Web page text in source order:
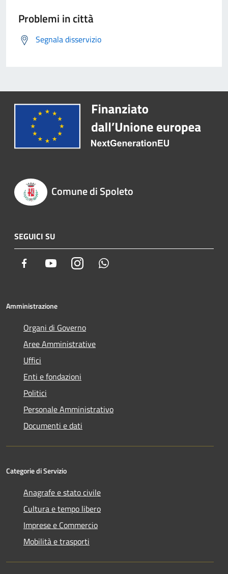
Problemi in città
Segnala disservizio
Comune di Spoleto
SEGUICI SU
Facebook YoutubeInstagram
Amministrazione
Organi di Governo
Aree Amministrative
Uffici
Enti e fondazioni
Politici
Personale Amministrativo
Documenti e dati
Categorie di Servizio
Anagrafe e stato civile
Cultura e tempo libero
Imprese e Commercio
Mobilità e trasporti